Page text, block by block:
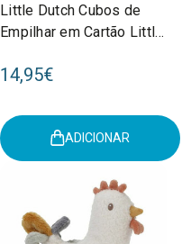
Little Dutch Cubos de
Empilhar em Cartão Little
14,95€
ADICIONAR